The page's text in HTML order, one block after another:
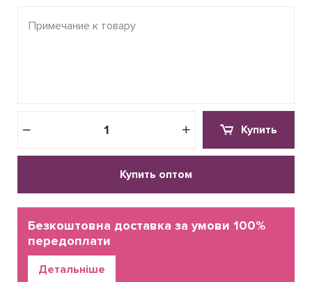
Купить
Купить оптом
Детальніше
Безкоштовна доставка за умови 100%
передоплати